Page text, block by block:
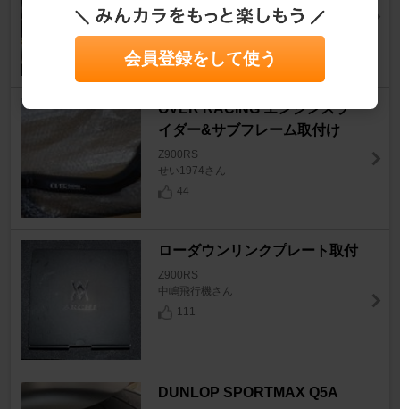
おらんげ51さん
OVER RACING エンジンスラ
イダー&サブフレーム取付け
Z900RS
せい1974さん
44
ローダウンリンクプレート取付
Z900RS
中嶋飛行機さん
111
DUNLOP SPORTMAX Q5A
会員登録をして使う